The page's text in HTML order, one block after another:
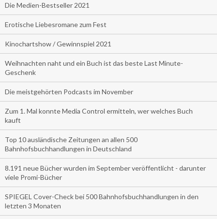
Die Medien-Bestseller 2021
Erotische Liebesromane zum Fest
Kinochartshow / Gewinnspiel 2021
Weihnachten naht und ein Buch ist das beste Last Minute-
Geschenk
Die meistgehörten Podcasts im November
Zum 1. Mal konnte Media Control ermitteln, wer welches Buch
kauft
Top 10 ausländische Zeitungen an allen 500
Bahnhofsbuchhandlungen in Deutschland
8.191 neue Bücher wurden im September veröffentlicht - darunter
viele Promi-Bücher
SPIEGEL Cover-Check bei 500 Bahnhofsbuchhandlungen in den
letzten 3 Monaten